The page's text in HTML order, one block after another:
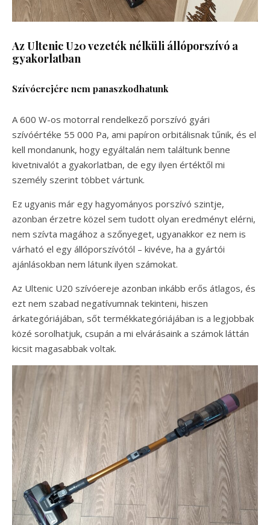
Az Ultenic U20 vezeték nélküli állóporszívó a
gyakorlatban
Szívóerejére nem panaszkodhatunk
A 600 W-os motorral rendelkező porszívó gyári
szívóértéke 55 000 Pa, ami papíron orbitálisnak tűnik, és el
kell mondanunk, hogy egyáltalán nem találtunk benne
kivetnivalót a gyakorlatban, de egy ilyen értéktől mi
személy szerint többet vártunk.
Ez ugyanis már egy hagyományos porszívó szintje,
azonban érzetre közel sem tudott olyan eredményt elérni,
nem szívta magához a szőnyeget, ugyanakkor ez nem is
várható el egy állóporszívótól – kivéve, ha a gyártói
ajánlásokban nem látunk ilyen számokat.
Az Ultenic U20 szívóereje azonban inkább erős átlagos, és
ezt nem szabad negatívumnak tekinteni, hiszen
árkategóriájában, sőt termékkategóriájában is a legjobbak
közé sorolhatjuk, csupán a mi elvárásaink a számok láttán
kicsit magasabbak voltak.